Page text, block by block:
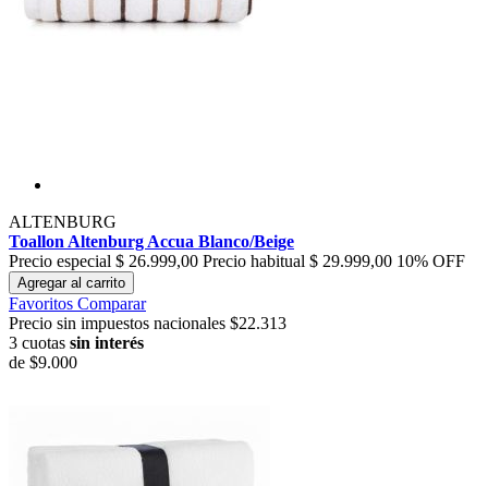
ALTENBURG
Toallon Altenburg Accua Blanco/Beige
Precio especial $ 26.999,00 Precio habitual $ 29.999,00 10% OFF
Agregar al carrito
Favoritos Comparar
Precio sin impuestos nacionales $22.313
3 cuotas sin interés
de $9.000